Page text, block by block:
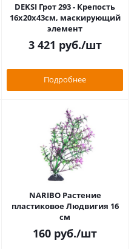
DEKSI Грот 293 - Крепость
16х20х43см, маскирующий
элемент
3 421 руб./шт
Подробнее
NARIBO Растение
пластиковое Людвигия 16
см
160 руб./шт